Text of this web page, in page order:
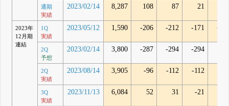
通期
実績
2023/02/14 8,287 108 87 21
2023年
12月期
連結
1Q
実績
2023/05/12 1,590 -206 -212 -171 -
2Q
予想
2023/02/14 3,800 -287 -294 -294
2Q
実績
2023/08/14 3,905 -96 -112 -112
3Q
実績
2023/11/13 6,084 52 31 -21